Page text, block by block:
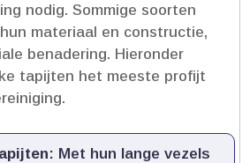
nodig.​ Sommige soorten
materiaal en constructie,
benadering.​ Hieronder
tapijten het meeste profijt
: Met hun lange vezels